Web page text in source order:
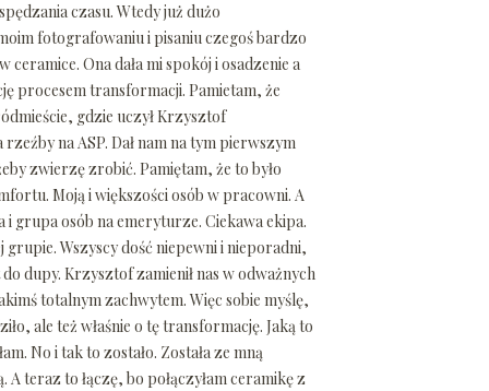
czasu. Wtedy już dużo
fotografowaniu i pisaniu czegoś bardzo
ceramice. Ona dała mi spokój i osadzenie a
procesem transformacji. Pamietam, że
gdzie uczył Krzysztof
na ASP. Dał nam na tym pierwszym
zwierzę zrobić. Pamiętam, że to było
Moją i większości osób w pracowni. A
i grupa osób na emeryturze. Ciekawa ekipa.
grupie. Wszyscy dość niepewni i nieporadni,
dupy. Krzysztof zamienił nas w odważnych
totalnym zachwytem. Więc sobie myślę,
ale też właśnie o tę transformację. Jaką to
No i tak to zostało. Została ze mną
teraz to łączę, bo połączyłam ceramikę z